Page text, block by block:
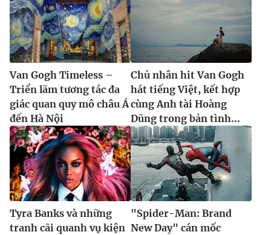
Van Gogh Timeless –
Triển lãm tương tác đa
giác quan quy mô châu Á
đến Hà Nội
Chủ nhân hit Van Gogh
hát tiếng Việt, kết hợp
cùng Anh tài Hoàng
Dũng trong bản tình...
Tyra Banks và những
tranh cãi quanh vụ kiện
"Spider-Man: Brand
New Day" cán mốc